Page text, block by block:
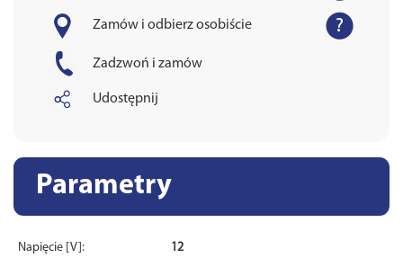
Zamów i odbierz osobiście
Zadzwoń i zamów
Udostępnij
Parametry
Napięcie [V]: 12